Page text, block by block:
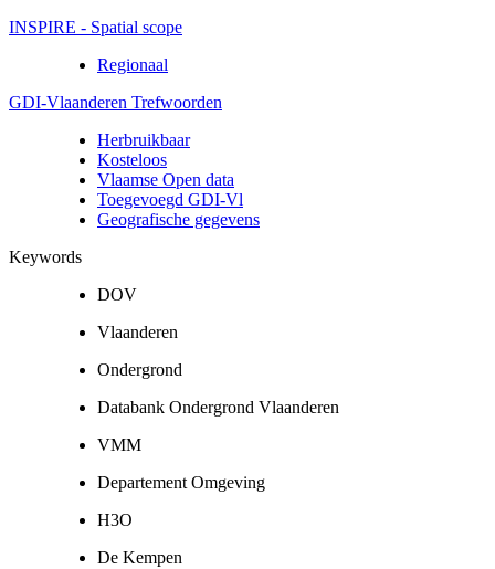
INSPIRE - Spatial scope
Regionaal
GDI-Vlaanderen Trefwoorden
Herbruikbaar
Kosteloos
Vlaamse Open data
Toegevoegd GDI-Vl
Geografische gegevens
Keywords
DOV
Vlaanderen
Ondergrond
Databank Ondergrond Vlaanderen
VMM
Departement Omgeving
H3O
De Kempen